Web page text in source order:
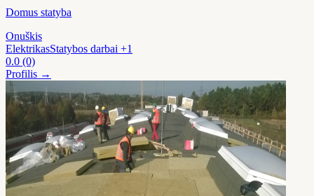
Domus statyba
Onuškis
ElektrikasStatybos darbai +1
0.0 (0)
Profilis →